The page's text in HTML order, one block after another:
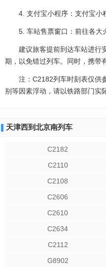
4. 支付宝小程序：支付宝小
5. 车站售票窗口：前往各大
建议旅客提前到达车站进行
期，以免错过列车。同时，携带
注：C2182列车时刻表仅供
别等因素浮动，请以铁路部门实
天津西到北京南列车
C2182
C2110
C2108
C2606
C2610
C2634
C2112
G8902